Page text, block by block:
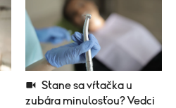
zubára minulosťou? Vedci